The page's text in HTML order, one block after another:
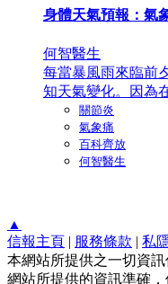
身體天氣預報：氣
何智醫生
每當暴風雨來臨前
知天氣變化。因為
關節炎
氣象痛
百科齊放
何智醫生
▲
信報主頁 | 服務條款 | 私
本網站所提供之一切資
網站所提供的資訊準確